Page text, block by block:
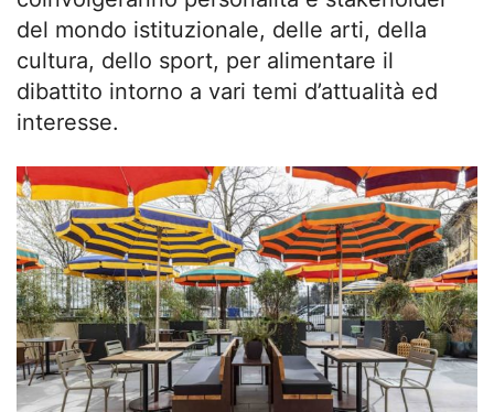
del mondo istituzionale, delle arti, della
cultura, dello sport, per alimentare il
dibattito intorno a vari temi d’attualità ed
interesse.